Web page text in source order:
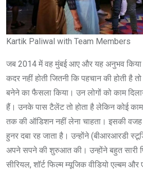
Kartik Paliwal with Team Members
जब 2014 में वह मुंबई आए और यह अनुभव किया
कदर नहीं होती जितनी कि पहचान की होती है
बनेने का फैसला किया। उन लोगों को काम
हैं। उनके पास टैलेंट तो होता है लेकिन कोई काम
तक की ऑडिशन नहीं लेना चाहता। इसकी
हुनर दबा रह जाता है। उन्होंने (बीआरआरडी
अपने सपने की शुरुआत की। उन्होंने बहुत सारी
सीरियल, शॉर्ट फिल्म म्यूजिक वीडियो एल्बम